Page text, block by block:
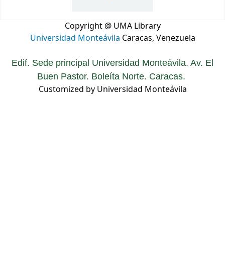
Copyright @ UMA Library
Universidad Monteávila Caracas, Venezuela
Edif. Sede principal Universidad Monteávila. Av. El
Buen Pastor. Boleíta Norte. Caracas.
Customized by Universidad Monteávila